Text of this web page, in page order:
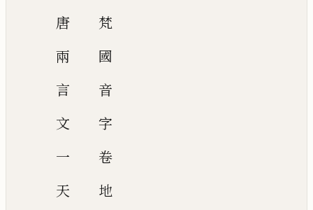
唐
梵
兩
國
言
音
文
字
一
卷
天
地